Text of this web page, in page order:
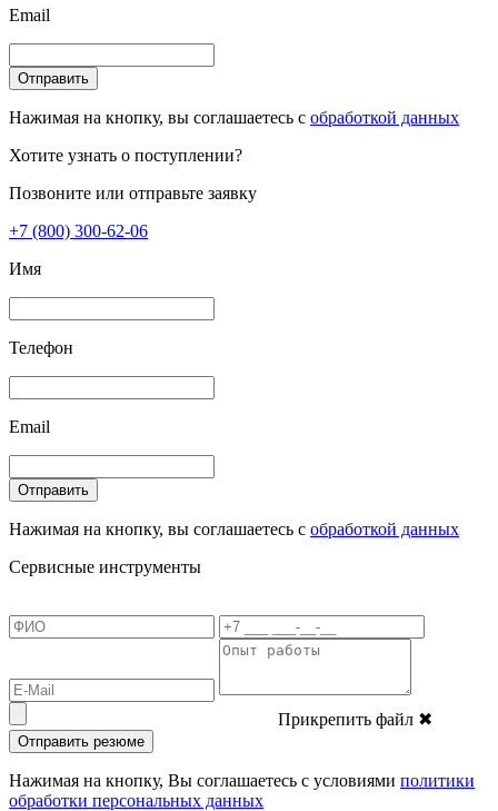
Email
Отправить
Нажимая на кнопку, вы соглашаетесь с обработкой данных
Хотите узнать о поступлении?
Позвоните или отправьте заявку
+7 (800) 300-62-06
Имя
Телефон
Email
Отправить
Нажимая на кнопку, вы соглашаетесь с обработкой данных
Сервисные инструменты
Прикрепить файл ✖
Отправить резюме
Нажимая на кнопку, Вы соглашаетесь с условиями политики
обработки персональных данных